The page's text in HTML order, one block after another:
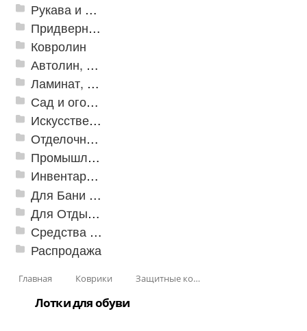
Рукава и шланги промышленные
Придверные решетки
Ковролин
Автолин, Транслин, Линолеум
Ламинат, Кварцвиниловая плитка SPC
Сад и огород
Искусственная трава
Отделочные профили
Промышленный текстиль
Инвентарь для клининга
Для Бани и Сауны
Для Отдыха и Пикника
Средства от насекомых и садовых вредителей
Распродажа
Главная Коврики Защитные коврики и лотки
Лотки для обуви